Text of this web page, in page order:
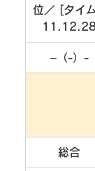
位／ [タイ
–（-）-
総合